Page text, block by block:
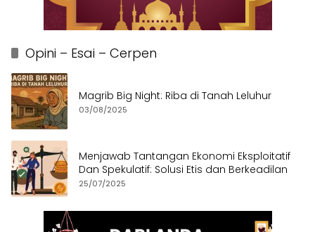
Opini – Esai – Cerpen
Magrib Big Night: Riba di Tanah Leluhur
03/08/2025
Menjawab Tantangan Ekonomi Eksploitatif
Dan Spekulatif: Solusi Etis dan Berkeadilan
25/07/2025